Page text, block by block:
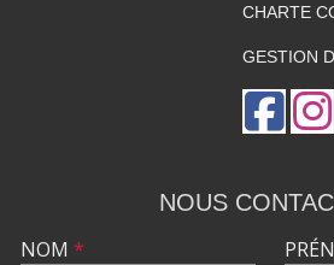
CHARTE
GESTION
NOUS
NOM *